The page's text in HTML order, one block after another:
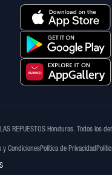
REPUESTOS Honduras. Todos los
y CondicionesPolítica de Privacidad